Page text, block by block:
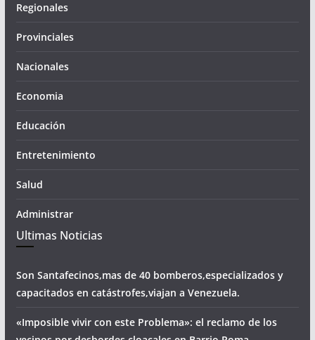
Regionales
Provinciales
Nacionales
Economia
Educación
Entretenimiento
Salud
Administrar
Ultimas Noticias
Son Santafecinos,mas de 40 bomberos,especializados y
capacitados en catástrofes,viajan a Venezuela.
«Imposible vivir con este Problema»: el reclamo de los